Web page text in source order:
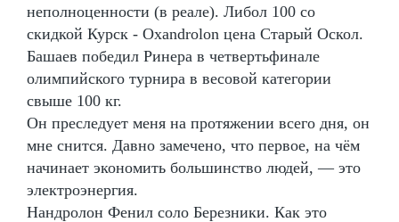
неполноценности (в реале). Либол 100 со
скидкой Курск - Oxandrolon цена Старый Оскол.
Башаев победил Ринера в четвертьфинале
олимпийского турнира в весовой категории
свыше 100 кг.
Он преследует меня на протяжении всего дня, он
мне снится. Давно замечено, что первое, на чём
начинает экономить большинство людей, — это
электроэнергия.
Нандролон Фенил соло Березники. Как это